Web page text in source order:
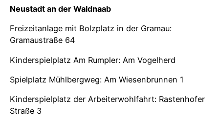
Neustadt an der Waldnaab
Freizeitanlage mit Bolzplatz in der Gramau:
Gramaustraße 64
Kinderspielplatz Am Rumpler: Am Vogelherd
Spielplatz Mühlbergweg: Am Wiesenbrunnen 1
Kinderspielplatz der Arbeiterwohlfahrt: Rastenhofer
Straße 3